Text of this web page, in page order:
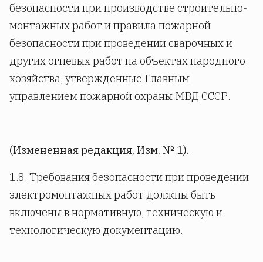
безопасности при производстве строительно-
монтажных работ и правила пожарной
безопасности при проведении сварочных и
других огневых работ на объектах народного
хозяйства, утвержденные Главным
управлением пожарной охраны МВД СССР.
(Измененная редакция, Изм. № 1).
1.8. Требования безопасности при проведении
электромонтажных работ должны быть
включены в нормативную, техническую и
технологическую документацию.